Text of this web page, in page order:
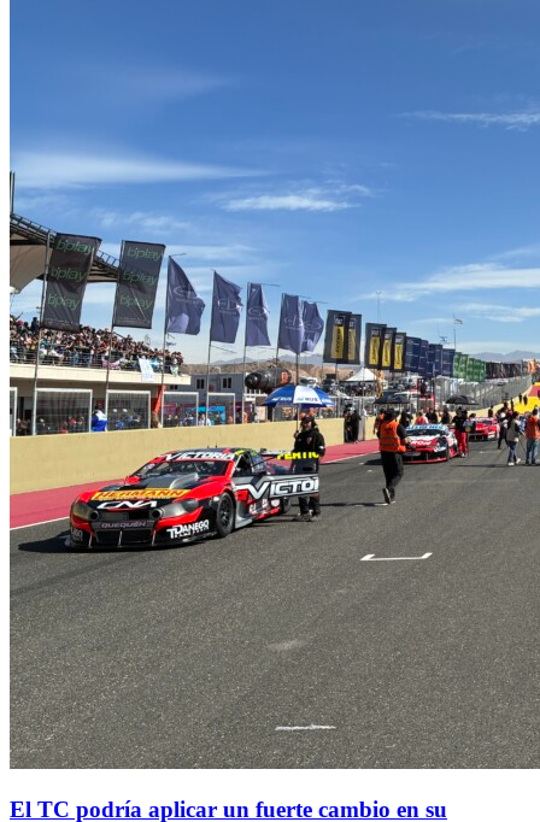
El TC podría aplicar un fuerte cambio en su